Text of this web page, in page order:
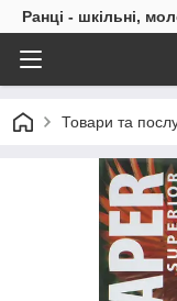
Ранці - шкільні,
Товари та